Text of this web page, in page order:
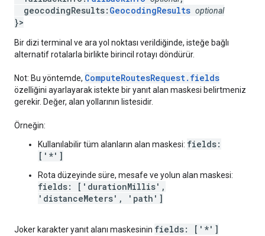
geocodingResults: GeocodingResults optional
}>
Bir dizi terminal ve ara yol noktası verildiğinde, isteğe bağlı
alternatif rotalarla birlikte birincil rotayı döndürür.
Not: Bu yöntemde, ComputeRoutesRequest.fields
özelliğini ayarlayarak istekte bir yanıt alan maskesi belirtmeniz
gerekir. Değer, alan yollarının listesidir.
Örneğin:
Kullanılabilir tüm alanların alan maskesi: fields:
['*']
Rota düzeyinde süre, mesafe ve yolun alan maskesi:
fields: ['durationMillis',
'distanceMeters', 'path']
Joker karakter yanıt alanı maskesinin fields: ['*']